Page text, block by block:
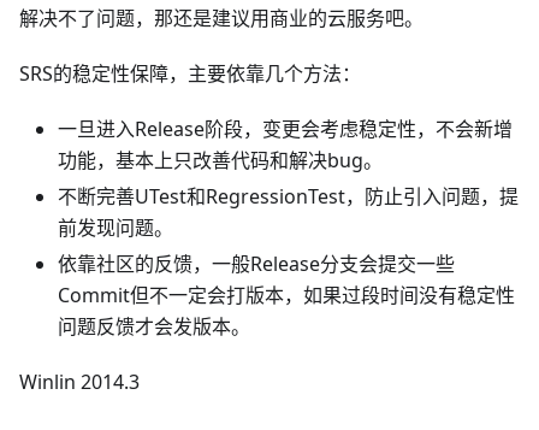
解决不了问题，那还是建议用商业的云服务吧。
SRS的稳定性保障，主要依靠几个方法：
一旦进入Release阶段，变更会考虑稳定性，不会新增
功能，基本上只改善代码和解决bug。
不断完善UTest和RegressionTest，防止引入问题，提
前发现问题。
依靠社区的反馈，一般Release分支会提交一些
Commit但不一定会打版本，如果过段时间没有稳定性
问题反馈才会发版本。
Winlin 2014.3